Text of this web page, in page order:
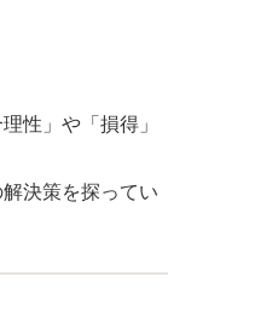
性」や「損得」
決策を探ってい